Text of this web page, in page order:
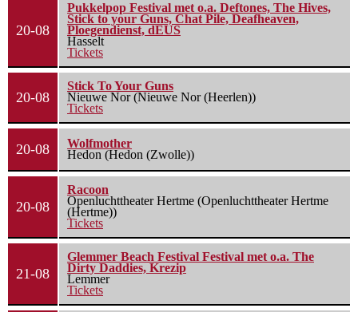
20-08
Pukkelpop Festival met o.a. Deftones, The Hives,
Stick to your Guns, Chat Pile, Deafheaven,
Ploegendienst, dEUS
Hasselt
Tickets
20-08
Stick To Your Guns
Nieuwe Nor (Nieuwe Nor (Heerlen))
Tickets
20-08
Wolfmother
Hedon (Hedon (Zwolle))
20-08
Racoon
Openluchttheater Hertme (Openluchttheater Hertme
(Hertme))
Tickets
21-08
Glemmer Beach Festival Festival met o.a. The
Dirty Daddies, Krezip
Lemmer
Tickets